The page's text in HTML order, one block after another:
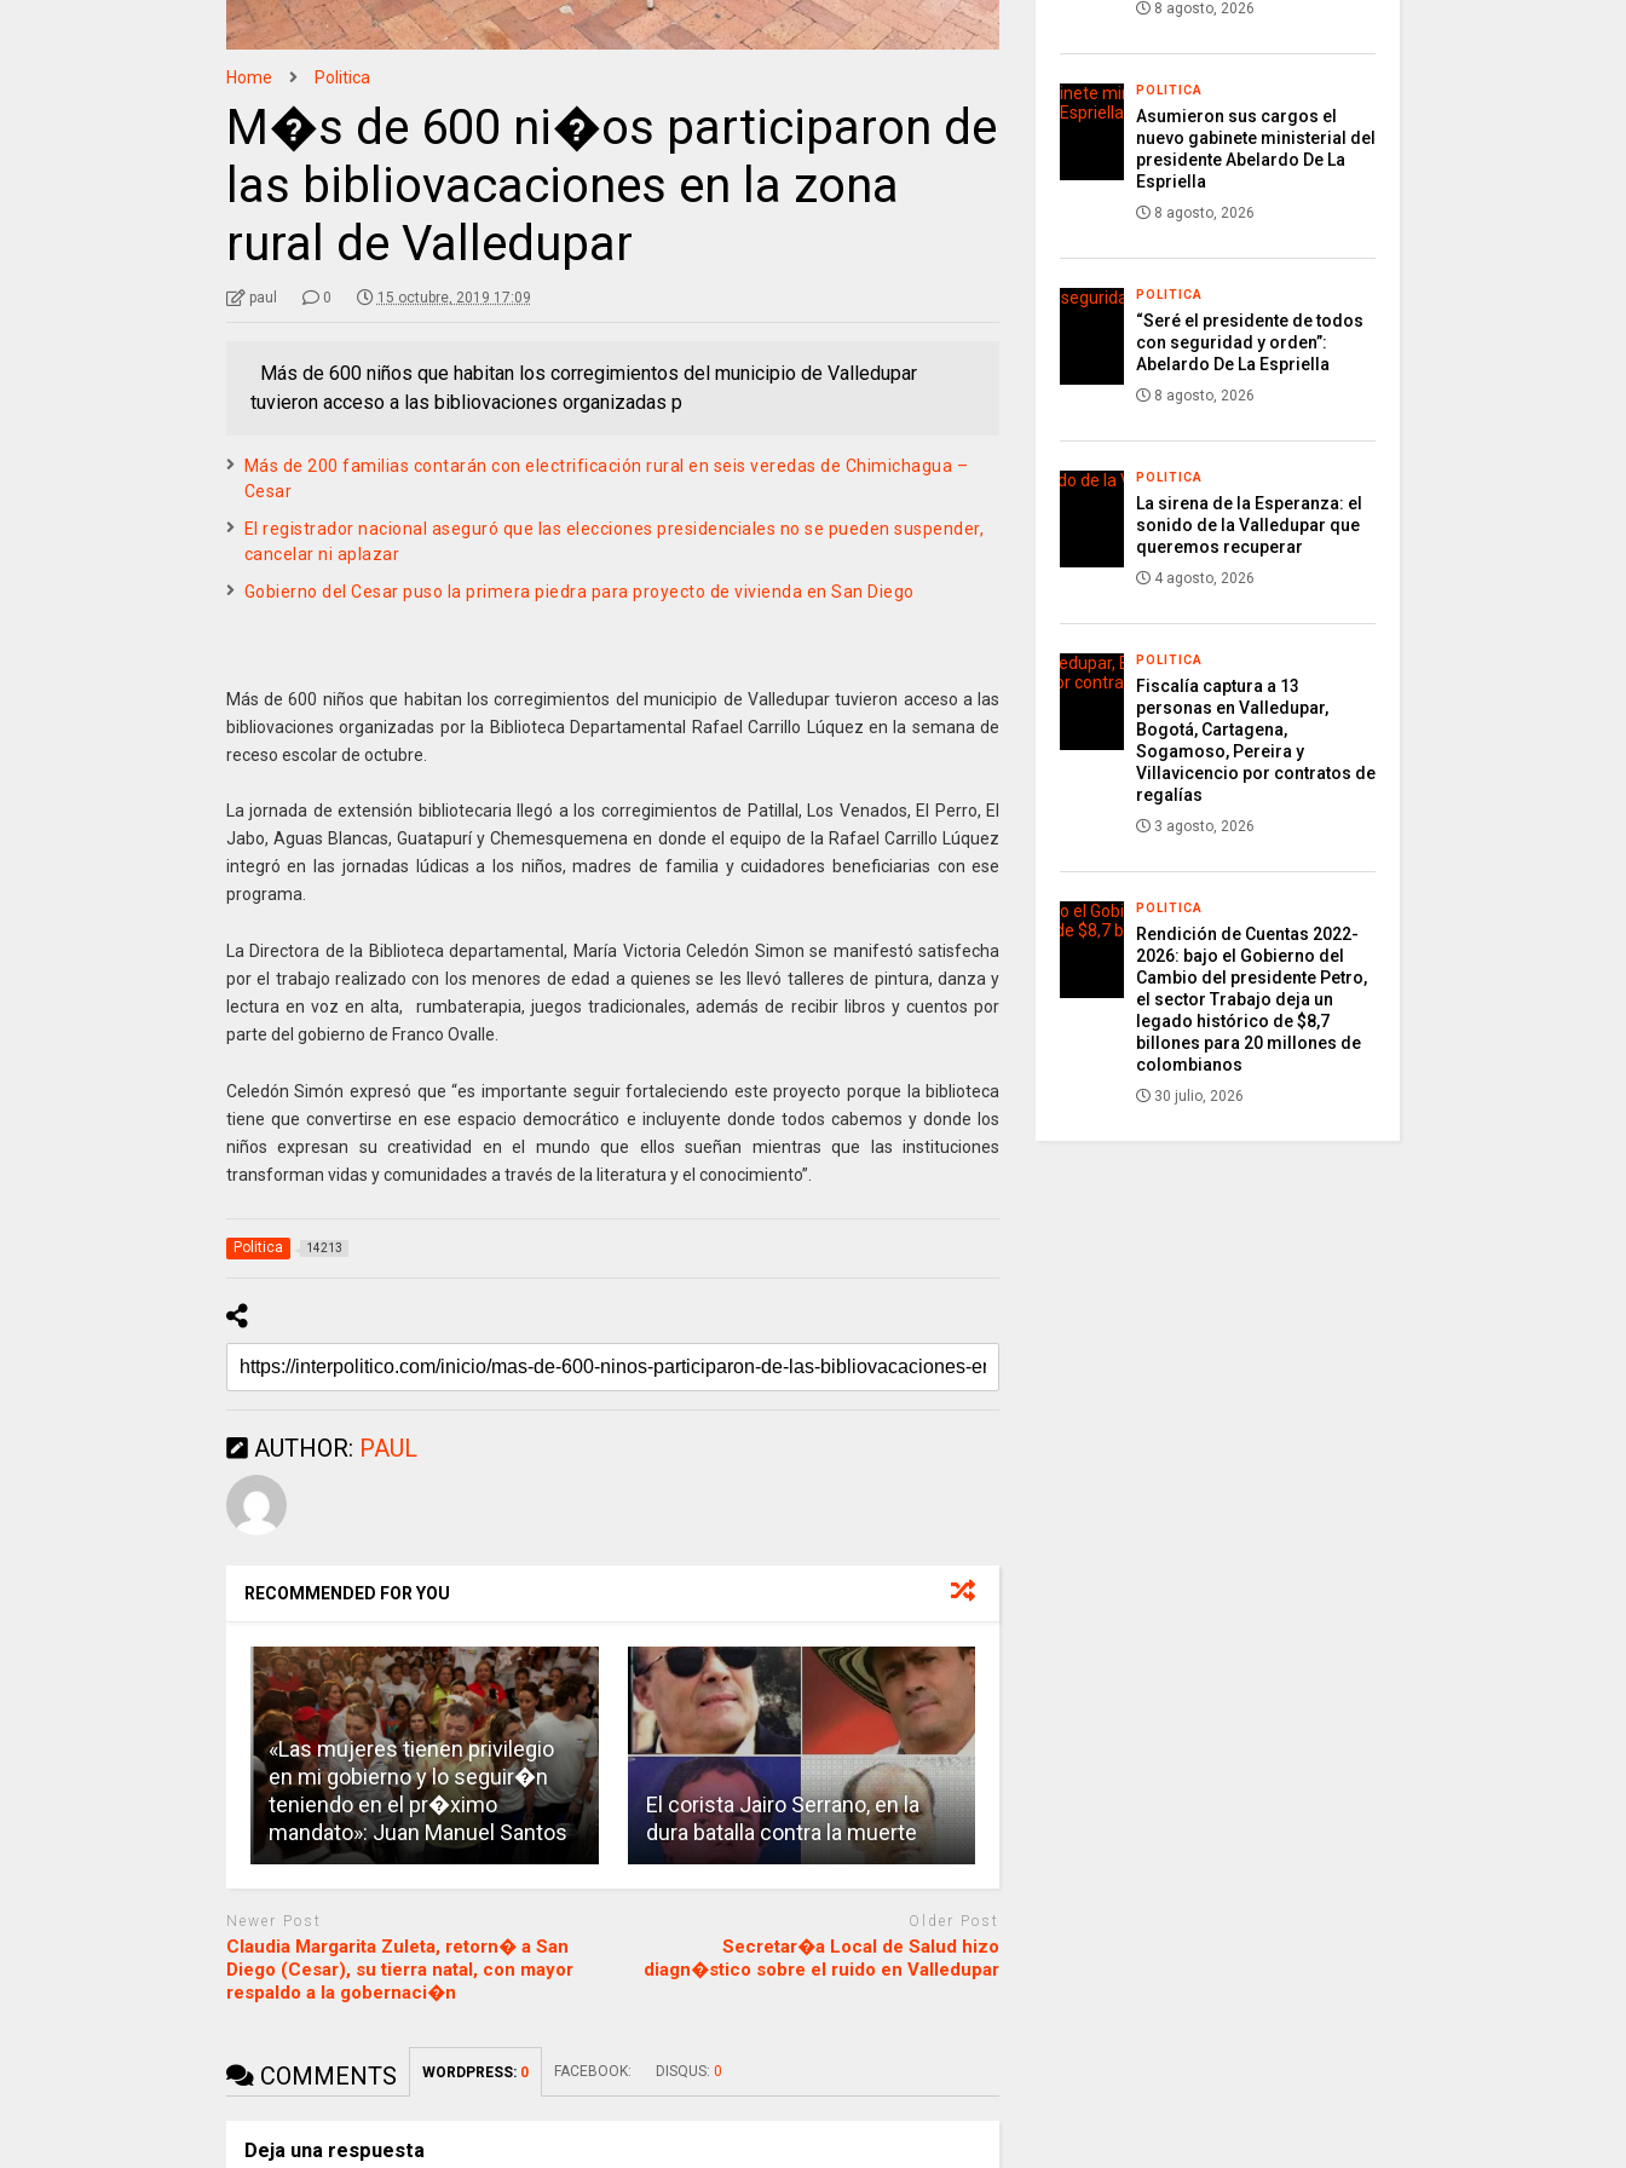
Home Politica
M�s de 600 ni�os participaron de
las bibliovacaciones en la zona
rural de Valledupar
paul 0 15 octubre, 2019 17:09
Más de 600 niños que habitan los corregimientos del municipio de Valledupar
tuvieron acceso a las bibliovaciones organizadas p
Más de 200 familias contarán con electrificación rural en seis veredas de Chimichagua –
Cesar
El registrador nacional aseguró que las elecciones presidenciales no se pueden suspender,
cancelar ni aplazar
Gobierno del Cesar puso la primera piedra para proyecto de vivienda en San Diego
Más de 600 niños que habitan los corregimientos del municipio de Valledupar tuvieron acceso a las
bibliovaciones organizadas por la Biblioteca Departamental Rafael Carrillo Lúquez en la semana de
receso escolar de octubre.
La jornada de extensión bibliotecaria llegó a los corregimientos de Patillal, Los Venados, El Perro, El
Jabo, Aguas Blancas, Guatapurí y Chemesquemena en donde el equipo de la Rafael Carrillo Lúquez
integró en las jornadas lúdicas a los niños, madres de familia y cuidadores beneficiarias con ese
programa.
La Directora de la Biblioteca departamental, María Victoria Celedón Simon se manifestó satisfecha
por el trabajo realizado con los menores de edad a quienes se les llevó talleres de pintura, danza y
lectura en voz en alta, rumbaterapia, juegos tradicionales, además de recibir libros y cuentos por
parte del gobierno de Franco Ovalle.
Celedón Simón expresó que “es importante seguir fortaleciendo este proyecto porque la biblioteca
tiene que convertirse en ese espacio democrático e incluyente donde todos cabemos y donde los
niños expresan su creatividad en el mundo que ellos sueñan mientras que las instituciones
transforman vidas y comunidades a través de la literatura y el conocimiento”.
Politica 14213
AUTHOR: PAUL
RECOMMENDED FOR YOU
«Las mujeres tienen privilegio
en mi gobierno y lo seguir�n
teniendo en el pr�ximo
mandato»: Juan Manuel Santos
El corista Jairo Serrano, en la
dura batalla contra la muerte
Newer Post
Claudia Margarita Zuleta, retorn� a San
Diego (Cesar), su tierra natal, con mayor
respaldo a la gobernaci�n
Older Post
Secretar�a Local de Salud hizo
diagn�stico sobre el ruido en Valledupar
COMMENTS WORDPRESS: 0 FACEBOOK: DISQUS: 0
Deja una respuesta
8 agosto, 2026
POLITICA
Asumieron sus cargos el
nuevo gabinete ministerial del
presidente Abelardo De La
Espriella
8 agosto, 2026
POLITICA
“Seré el presidente de todos
con seguridad y orden”:
Abelardo De La Espriella
8 agosto, 2026
POLITICA
La sirena de la Esperanza: el
sonido de la Valledupar que
queremos recuperar
4 agosto, 2026
POLITICA
Fiscalía captura a 13
personas en Valledupar,
Bogotá, Cartagena,
Sogamoso, Pereira y
Villavicencio por contratos de
regalías
3 agosto, 2026
POLITICA
Rendición de Cuentas 2022-
2026: bajo el Gobierno del
Cambio del presidente Petro,
el sector Trabajo deja un
legado histórico de $8,7
billones para 20 millones de
colombianos
30 julio, 2026